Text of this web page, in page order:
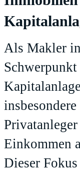
Als Makler
Einkommen
Dieser